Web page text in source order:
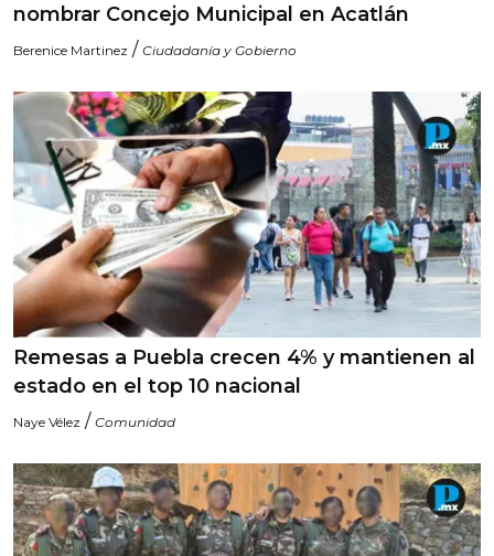
nombrar Concejo Municipal en Acatlán
Berenice Martinez / Ciudadanía y Gobierno
Remesas a Puebla crecen 4% y mantienen al
estado en el top 10 nacional
Naye Vélez / Comunidad